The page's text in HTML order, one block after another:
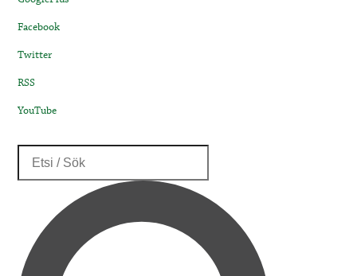
Facebook
Twitter
RSS
YouTube